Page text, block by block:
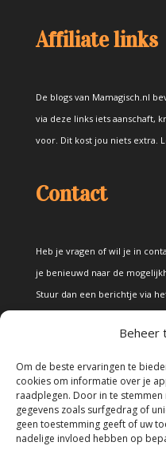
Beheer
Om de beste ervaringen te
cookies om informatie over je
raadplegen. Door in te
gegevens zoals surfgedrag of
geen toestemming geeft of uw
nadelige invloed hebben op
Affiliate links
De blogs van Mamagisch.nl
via deze links iets aanschaft,
voor. Dit kost jou niets extra.
Contact
Heb je vragen of wil je in
je benieuwd naar de
Stuur dan een berichtje via
Alle teksten en foto's op deze
Teksten en foto's van